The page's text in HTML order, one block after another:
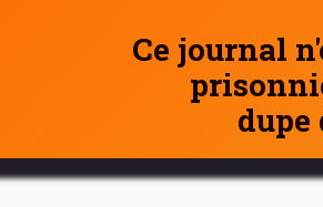
Ce journal
dupe